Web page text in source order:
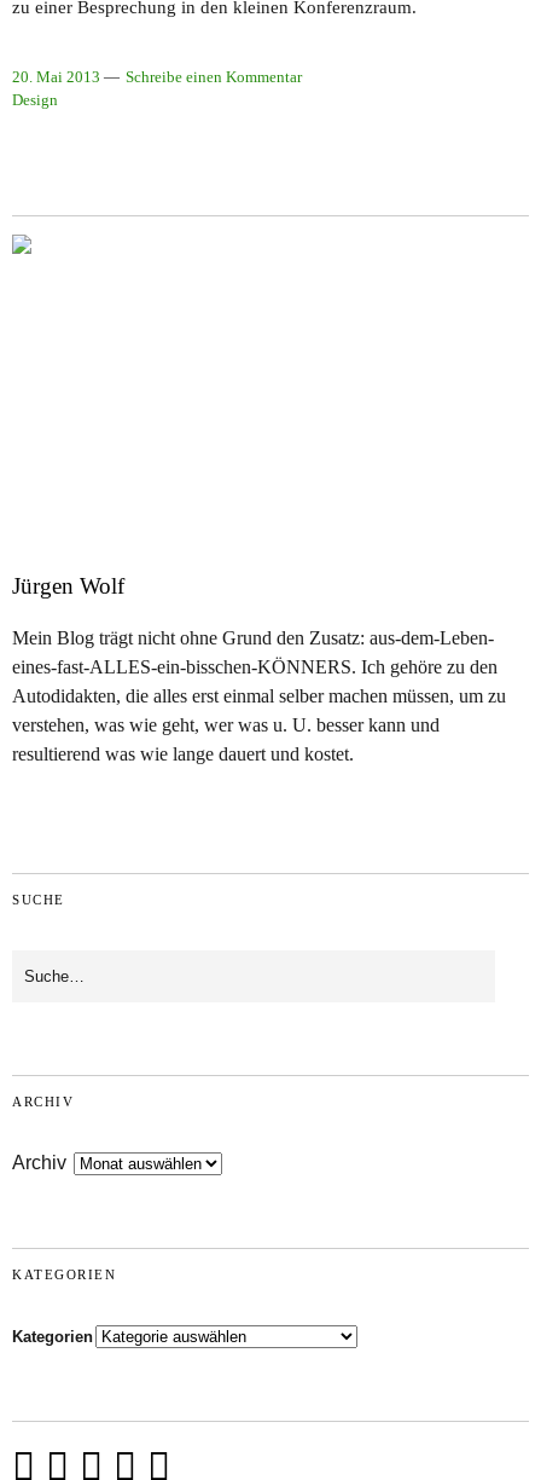
zu einer Besprechung in den kleinen Konferenzraum.
20. Mai 2013
Schreibe einen Kommentar
Design
Jürgen Wolf
Mein Blog trägt nicht ohne Grund den Zusatz: aus-dem-Leben-
eines-fast-ALLES-ein-bisschen-KÖNNERS. Ich gehöre zu den
Autodidakten, die alles erst einmal selber machen müssen, um zu
verstehen, was wie geht, wer was u. U. besser kann und
resultierend was wie lange dauert und kostet.
SUCHE
ARCHIV
Archiv
KATEGORIEN
Kategorien